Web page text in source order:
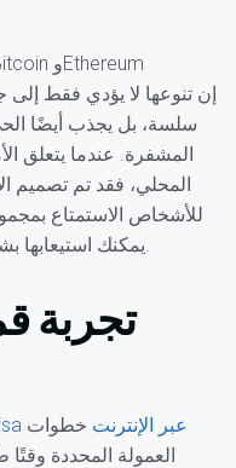
سلسة، بل يجذب أيضًا
المشفرة. عندما يتعلق
للأشخاص الاستمتاع
يمكنك استيعابها بشكل خاص لصفحات العملات المشفرة.
طريقة الدفع في كازينو visa عبر الإنترنت خطوات
العمولة المحددة